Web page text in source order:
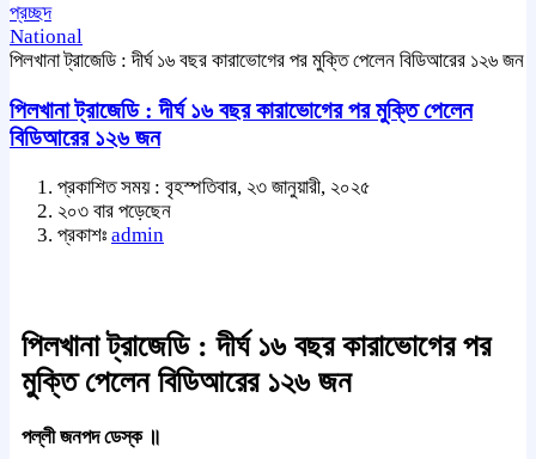
প্রচ্ছদ
National
পিলখানা ট্রাজেডি : দীর্ঘ ১৬ বছর কারাভোগের পর মুক্তি পেলেন বিডিআরের ১২৬ জন
পিলখানা ট্রাজেডি : দীর্ঘ ১৬ বছর কারাভোগের পর মুক্তি পেলেন
বিডিআরের ১২৬ জন
প্রকাশিত সময় : বৃহস্পতিবার, ২৩ জানুয়ারী, ২০২৫
২০৩ বার পড়েছেন
প্রকাশঃ admin
পিলখানা ট্রাজেডি : দীর্ঘ ১৬ বছর কারাভোগের পর
মুক্তি পেলেন বিডিআরের ১২৬ জন
পল্লী জনপদ ডেস্ক ॥